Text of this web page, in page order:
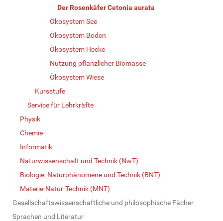
Der Rosenkäfer Cetonia aurata
Ökosystem See
Ökosystem Boden
Ökosystem Hecke
Nutzung pflanzlicher Biomasse
Ökosystem Wiese
Kursstufe
Service für Lehrkräfte
Physik
Chemie
Informatik
Naturwissenschaft und Technik (NwT)
Biologie, Naturphänomene und Technik (BNT)
Materie-Natur-Technik (MNT)
Gesellschaftswissenschaftliche und philosophische Fächer
Sprachen und Literatur